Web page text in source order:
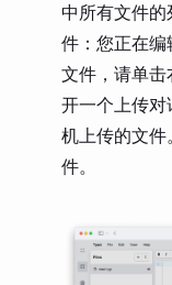
中所有文件
件：您正在
文件，请单
开一个上传
机上传的文
件。